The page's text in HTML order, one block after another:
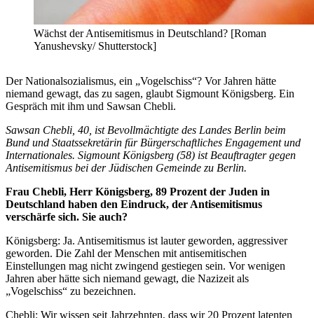
Wächst der Antisemitismus in Deutschland? [Roman
Yanushevsky/ Shutterstock]
Der Nationalsozialismus, ein „Vogelschiss“? Vor Jahren hätte
niemand gewagt, das zu sagen, glaubt Sigmount Königsberg. Ein
Gespräch mit ihm und Sawsan Chebli.
Sawsan Chebli, 40, ist Bevollmächtigte des Landes Berlin beim
Bund und Staatssekretärin für Bürgerschaftliches Engagement und
Internationales. Sigmount Königsberg (58) ist Beauftragter gegen
Antisemitismus bei der Jüdischen Gemeinde zu Berlin.
Frau Chebli, Herr Königsberg, 89 Prozent der Juden in
Deutschland haben den Eindruck, der Antisemitismus
verschärfe sich. Sie auch?
Königsberg: Ja. Antisemitismus ist lauter geworden, aggressiver
geworden. Die Zahl der Menschen mit antisemitischen
Einstellungen mag nicht zwingend gestiegen sein. Vor wenigen
Jahren aber hätte sich niemand gewagt, die Nazizeit als
„Vogelschiss“ zu bezeichnen.
Chebli: Wir wissen seit Jahrzehnten, dass wir 20 Prozent latenten